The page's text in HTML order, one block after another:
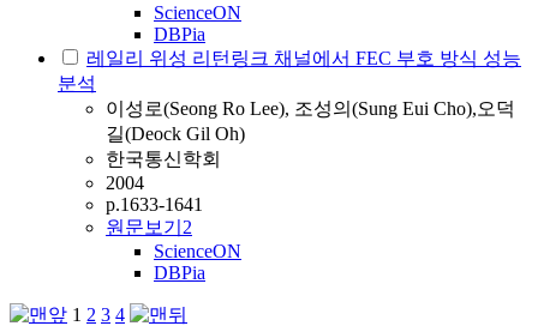
ScienceON
DBPia
레일리 위성 리턴링크 채널에서 FEC 부호 방식 성능
분석
이성로(Seong Ro Lee), 조성의(Sung Eui Cho),오덕
길(Deock Gil Oh)
한국통신학회
2004
p.1633-1641
원문보기 2
ScienceON
DBPia
1 2 3 4